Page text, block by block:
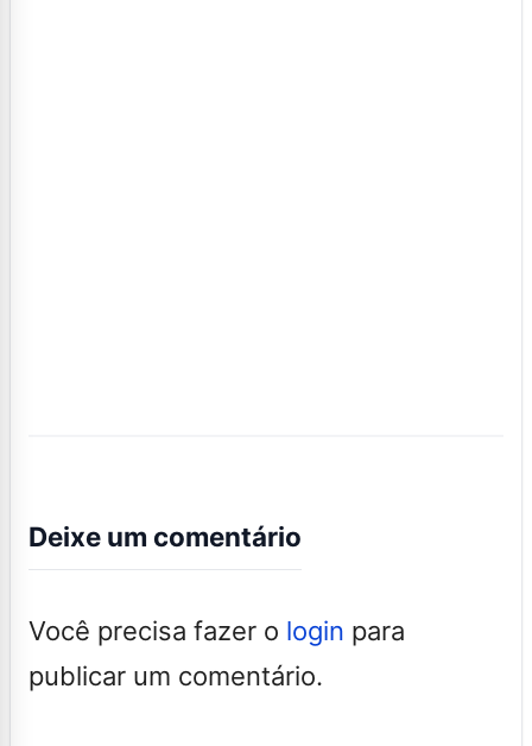
Deixe um comentário
Você precisa fazer o login para
publicar um comentário.